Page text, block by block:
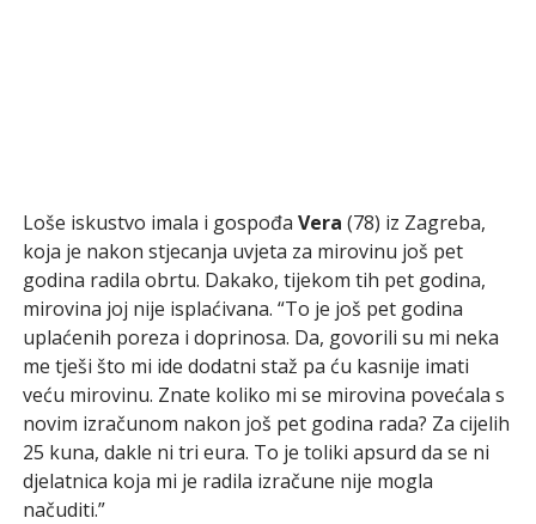
Loše iskustvo imala i gospođa Vera (78) iz Zagreba,
koja je nakon stjecanja uvjeta za mirovinu još pet
godina radila obrtu. Dakako, tijekom tih pet godina,
mirovina joj nije isplaćivana. “To je još pet godina
uplaćenih poreza i doprinosa. Da, govorili su mi neka
me tješi što mi ide dodatni staž pa ću kasnije imati
veću mirovinu. Znate koliko mi se mirovina povećala s
novim izračunom nakon još pet godina rada? Za cijelih
25 kuna, dakle ni tri eura. To je toliki apsurd da se ni
djelatnica koja mi je radila izračune nije mogla
načuditi.”